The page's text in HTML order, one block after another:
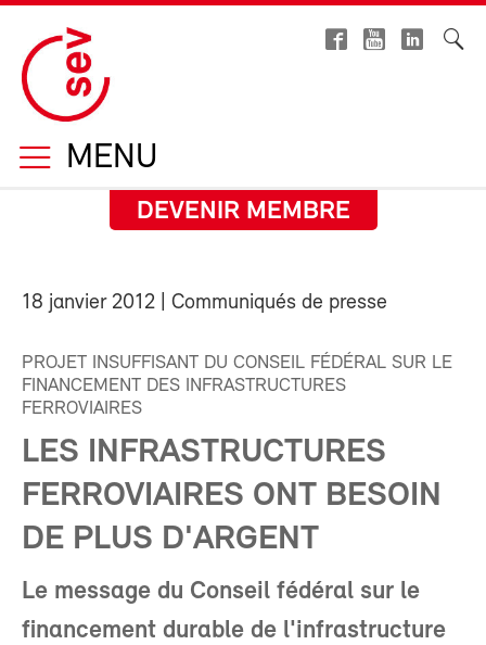
MENU
DEVENIR MEMBRE
18 janvier 2012 | Communiqués de presse
PROJET INSUFFISANT DU CONSEIL FÉDÉRAL SUR LE
FINANCEMENT DES INFRASTRUCTURES
FERROVIAIRES
LES INFRASTRUCTURES
FERROVIAIRES ONT BESOIN
DE PLUS D'ARGENT
Le message du Conseil fédéral sur le
financement durable de l'infrastructure